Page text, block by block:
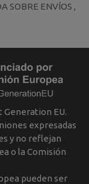
SOBRE ENVÍOS ,
Generation EU.
expresadas
y no reflejan
o la Comisión
pueden ser